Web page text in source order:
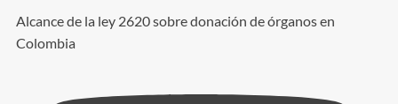
Alcance de la ley 2620 sobre donación de órganos en
Colombia